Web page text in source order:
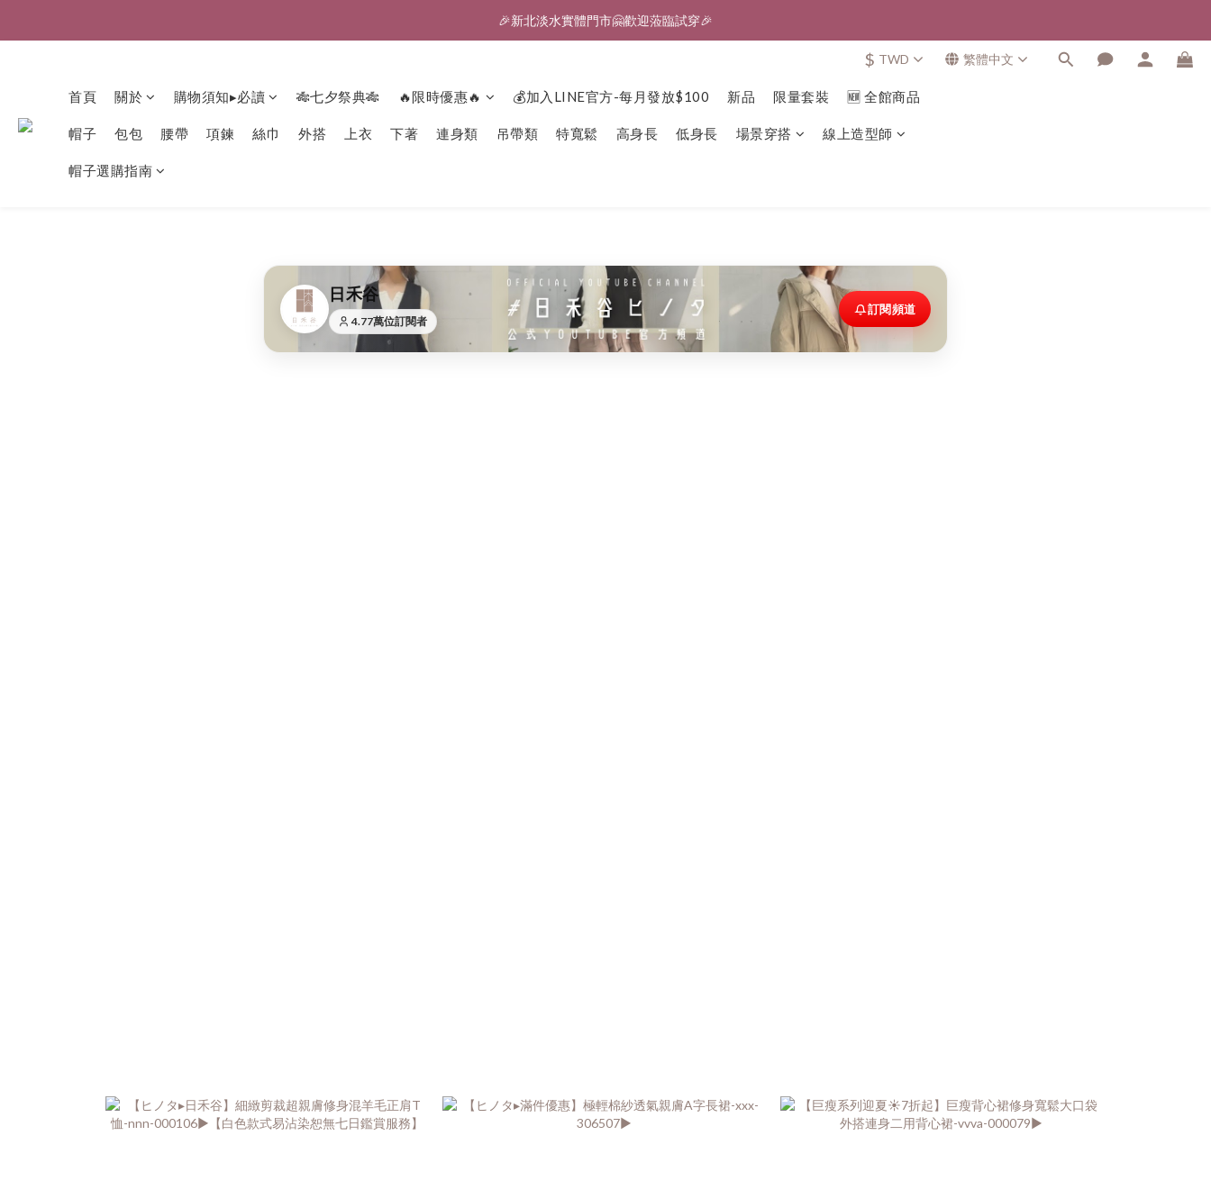
🎉新北淡水實體門市🤗歡迎蒞臨試穿🎉
🎉新北淡水實體門市🤗歡迎蒞臨試穿🎉
🎉新北淡水實體門市🤗歡迎蒞臨試穿🎉
$ TWD 繁體中文
首頁 關於 購物須知▸必讀 🎋七夕祭典🎋 🔥限時優惠🔥 💰加入LINE官方-每月發放$100 新品 限量套裝 🆕 全館商品
帽子 包包 腰帶 項鍊 絲巾 外搭 上衣 下著 連身類 吊帶類 特寬鬆 高身長 低身長 場景穿搭 線上造型師
帽子選購指南
日禾谷
4.77萬位訂閱者
訂閱頻道